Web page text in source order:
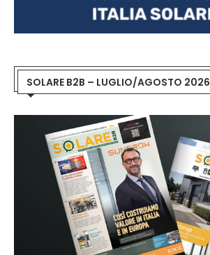
SOLARE B2B – LUGLIO/AGOSTO 2026